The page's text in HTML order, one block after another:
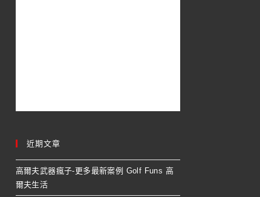
近期文章
高爾夫武器瘋子-更多最新案例 Golf Funs 高
爾夫生活